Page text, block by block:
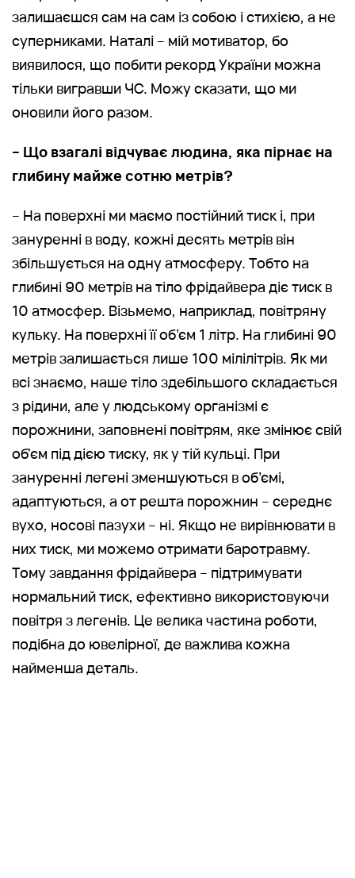
залишаєшся сам на сам із собою і стихією, а не
суперниками. Наталі – мій мотиватор, бо
виявилося, що побити рекорд України можна
тільки вигравши ЧС. Можу сказати, що ми
оновили його разом.
– Що взагалі відчуває людина, яка пірнає на
глибину майже сотню метрів?
– На поверхні ми маємо постійний тиск і, при
зануренні в воду, кожні десять метрів він
збільшується на одну атмосферу. Тобто на
глибині 90 метрів на тіло фрідайвера діє тиск в
10 атмосфер. Візьмемо, наприклад, повітряну
кульку. На поверхні її об’єм 1 літр. На глибині 90
метрів залишається лише 100 мілілітрів. Як ми
всі знаємо, наше тіло здебільшого складається
з рідини, але у людському організмі є
порожнини, заповнені повітрям, яке змінює свій
об'єм під дією тиску, як у тій кульці. При
зануренні легені зменшуються в об’ємі,
адаптуються, а от решта порожнин – середнє
вухо, носові пазухи – ні. Якщо не вирівнювати в
них тиск, ми можемо отримати баротравму.
Тому завдання фрідайвера – підтримувати
нормальний тиск, ефективно використовуючи
повітря з легенів. Це велика частина роботи,
подібна до ювелірної, де важлива кожна
найменша деталь.